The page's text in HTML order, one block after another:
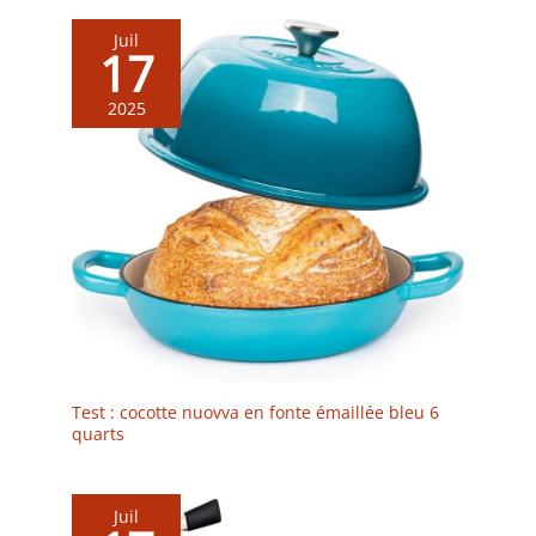
Juil
17
2025
Test : cocotte nuovva en fonte émaillée bleu 6
quarts
Juil